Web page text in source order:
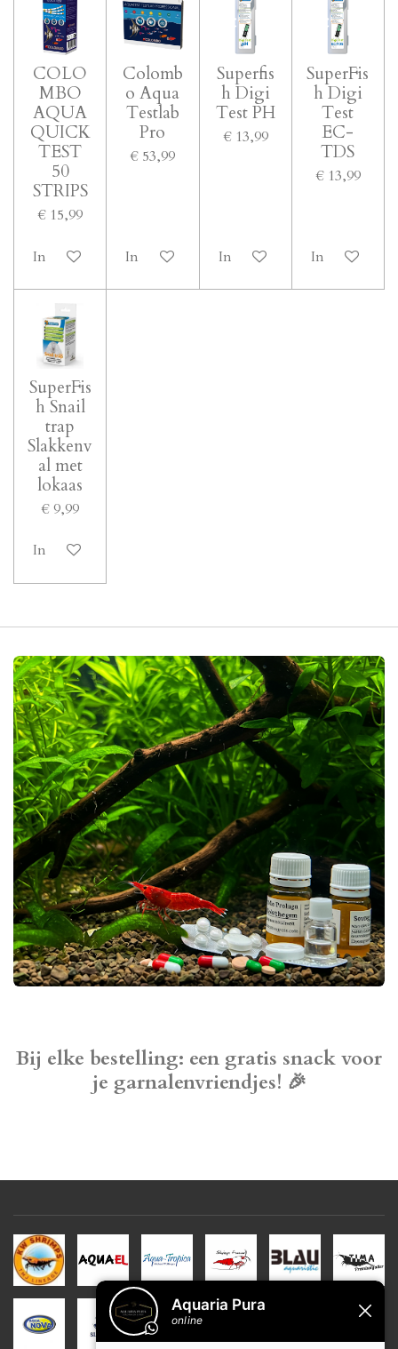
COLO
MBO
AQUA
QUICK
TEST
50
STRIPS
€ 15,99
In winkelwagen
Colomb
o Aqua
Testlab
Pro
€ 53,99
In winkelwagen
Superfis
h Digi
Test PH
€ 13,99
In winkelwagen
SuperFis
h Digi
Test
EC-
TDS
€ 13,99
In
SuperFis
h Snail
trap
Slakkenv
al met
lokaas
€ 9,99
In winkelwagen
Bij elke bestelling: een gratis snack voor
je garnalenvriendjes! 🎉